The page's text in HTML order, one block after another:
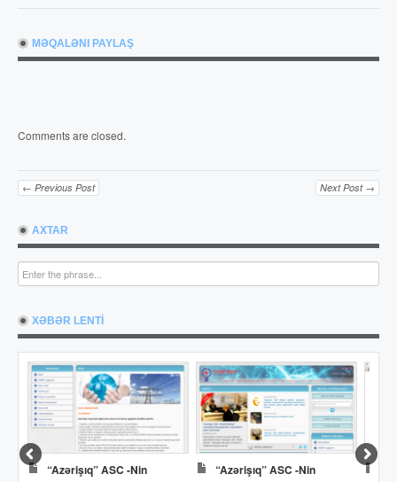
MƏQALƏNI PAYLAŞ
Comments are closed.
← Previous Post Next Post →
AXTAR
XƏBƏR LENTİ
“Azərişıq” ASC -nin
“Azərişıq” ASC -nin